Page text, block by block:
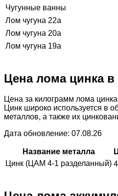
Чугунные ванны
Лом чугуна 22а
Лом чугуна 20а
Лом чугуна 19а
Цена лома цинка
Цена за килограмм лома цинка
Цинк широко используется в
металлов, а также их
Дата обновление: 07.08.26
Название металла
Цинк (ЦАМ 4-1 разделанный)